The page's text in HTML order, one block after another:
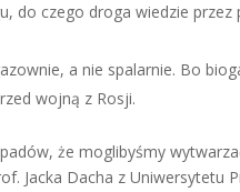
do czego droga wiedzie
a nie spalarnie. Bo
wojną z Rosji.
że moglibyśmy
Jacka Dacha z Uniwersytetu